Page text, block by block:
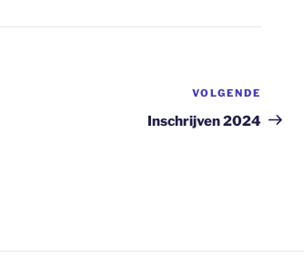
bericht
VOLGENDE
Inschrijven 2024